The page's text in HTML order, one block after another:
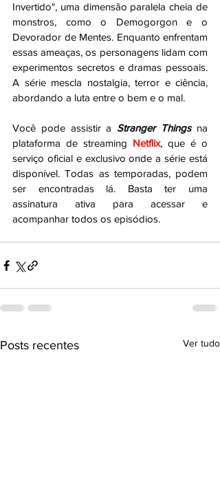
Invertido", uma dimensão paralela cheia de
monstros, como o Demogorgon e o
Devorador de Mentes. Enquanto enfrentam
essas ameaças, os personagens lidam com
experimentos secretos e dramas pessoais.
A série mescla nostalgia, terror e ciência,
abordando a luta entre o bem e o mal.
Você pode assistir a Stranger Things na
plataforma de streaming Netflix, que é o
serviço oficial e exclusivo onde a série está
disponível. Todas as temporadas, podem
ser encontradas lá. Basta ter uma
assinatura ativa para acessar e
acompanhar todos os episódios.
Posts recentes Ver tudo